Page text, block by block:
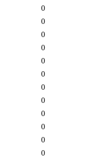
0
0
0
0
0
0
0
0
0
0
0
0